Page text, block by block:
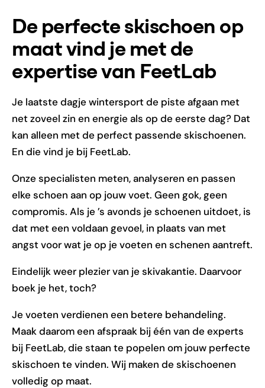
De perfecte skischoen op
maat vind je met de
expertise van FeetLab
Je laatste dagje wintersport de piste afgaan met
net zoveel zin en energie als op de eerste dag? Dat
kan alleen met de perfect passende skischoenen.
En die vind je bij FeetLab.
Onze specialisten meten, analyseren en passen
elke schoen aan op jouw voet. Geen gok, geen
compromis. Als je ’s avonds je schoenen uitdoet, is
dat met een voldaan gevoel, in plaats van met
angst voor wat je op je voeten en schenen aantreft.
Eindelijk weer plezier van je skivakantie. Daarvoor
boek je het, toch?
Je voeten verdienen een betere behandeling.
Maak daarom een afspraak bij één van de experts
bij FeetLab, die staan te popelen om jouw perfecte
skischoen te vinden. Wij maken de skischoenen
volledig op maat.